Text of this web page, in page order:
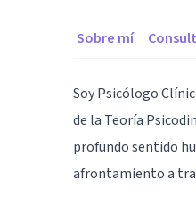
Sobre mí
Soy Psicólogo
de la Teoría
profundo sentido
afrontamiento a